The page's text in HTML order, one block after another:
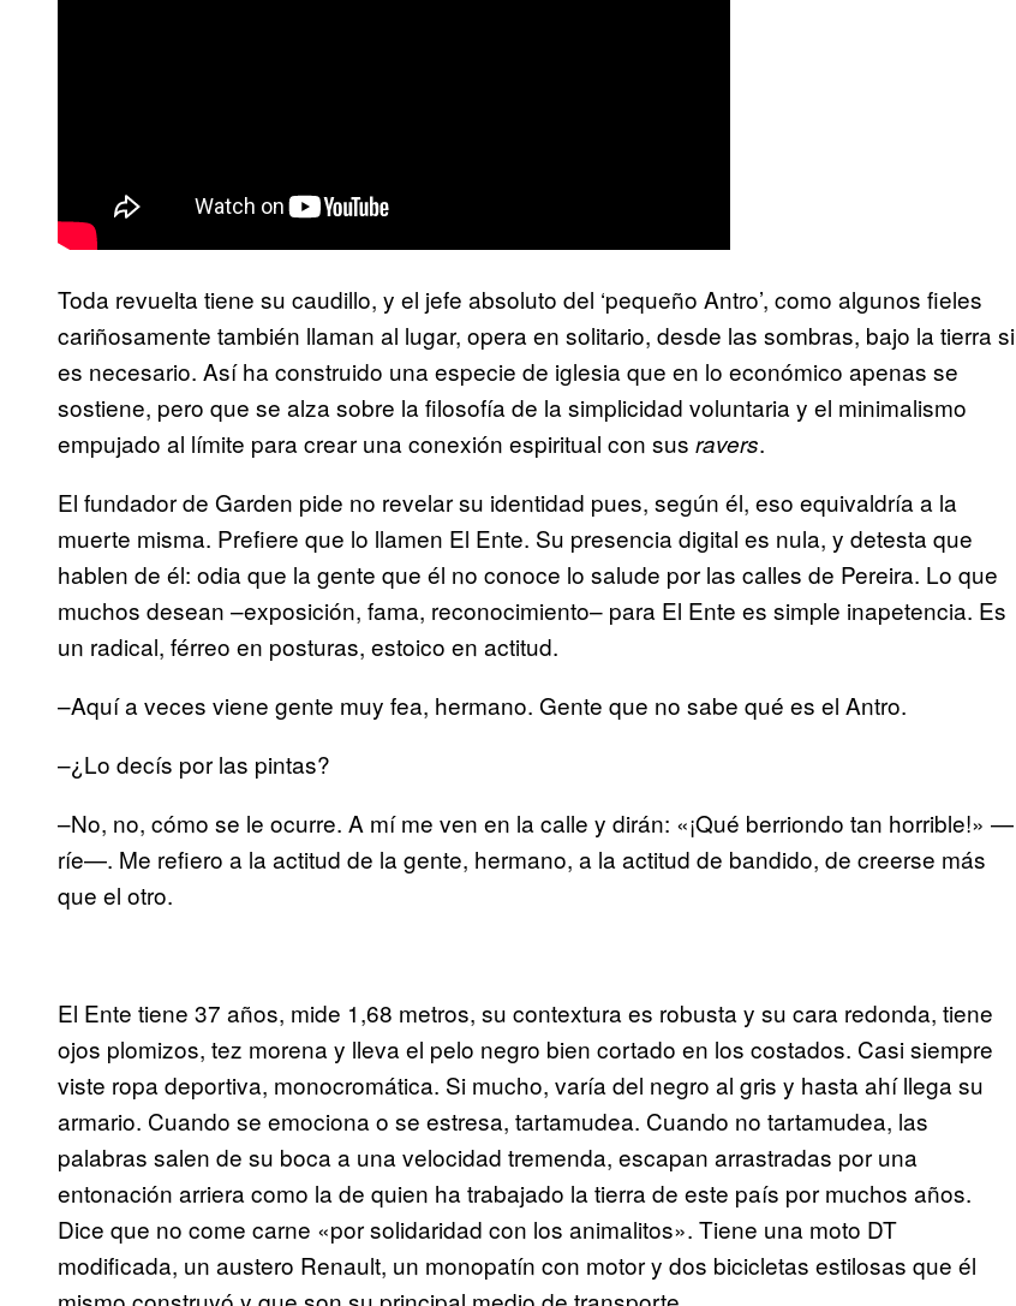
Toda revuelta tiene su caudillo, y el jefe absoluto del ‘pequeño Antro’, como algunos fieles
cariñosamente también llaman al lugar, opera en solitario, desde las sombras, bajo la tierra si
es necesario. Así ha construido una especie de iglesia que en lo económico apenas se
sostiene, pero que se alza sobre la filosofía de la simplicidad voluntaria y el minimalismo
empujado al límite para crear una conexión espiritual con sus ravers.
El fundador de Garden pide no revelar su identidad pues, según él, eso equivaldría a la
muerte misma. Prefiere que lo llamen El Ente. Su presencia digital es nula, y detesta que
hablen de él: odia que la gente que él no conoce lo salude por las calles de Pereira. Lo que
muchos desean –exposición, fama, reconocimiento– para El Ente es simple inapetencia. Es
un radical, férreo en posturas, estoico en actitud.
–Aquí a veces viene gente muy fea, hermano. Gente que no sabe qué es el Antro.
–¿Lo decís por las pintas?
–No, no, cómo se le ocurre. A mí me ven en la calle y dirán: «¡Qué berriondo tan horrible!» —
ríe—. Me refiero a la actitud de la gente, hermano, a la actitud de bandido, de creerse más
que el otro.
El Ente tiene 37 años, mide 1,68 metros, su contextura es robusta y su cara redonda, tiene
ojos plomizos, tez morena y lleva el pelo negro bien cortado en los costados. Casi siempre
viste ropa deportiva, monocromática. Si mucho, varía del negro al gris y hasta ahí llega su
armario. Cuando se emociona o se estresa, tartamudea. Cuando no tartamudea, las
palabras salen de su boca a una velocidad tremenda, escapan arrastradas por una
entonación arriera como la de quien ha trabajado la tierra de este país por muchos años.
Dice que no come carne «por solidaridad con los animalitos». Tiene una moto DT
modificada, un austero Renault, un monopatín con motor y dos bicicletas estilosas que él